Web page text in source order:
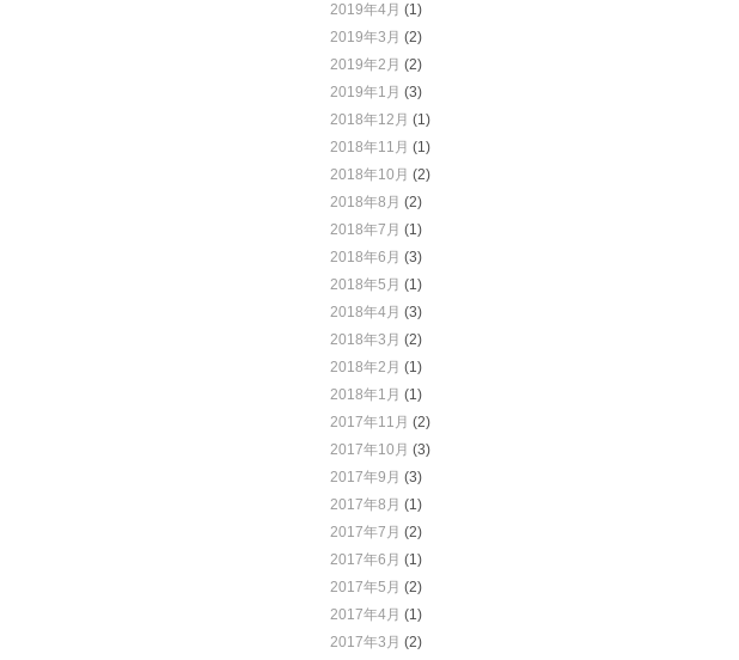
2019年4月 (1)
2019年3月 (2)
2019年2月 (2)
2019年1月 (3)
2018年12月 (1)
2018年11月 (1)
2018年10月 (2)
2018年8月 (2)
2018年7月 (1)
2018年6月 (3)
2018年5月 (1)
2018年4月 (3)
2018年3月 (2)
2018年2月 (1)
2018年1月 (1)
2017年11月 (2)
2017年10月 (3)
2017年9月 (3)
2017年8月 (1)
2017年7月 (2)
2017年6月 (1)
2017年5月 (2)
2017年4月 (1)
2017年3月 (2)